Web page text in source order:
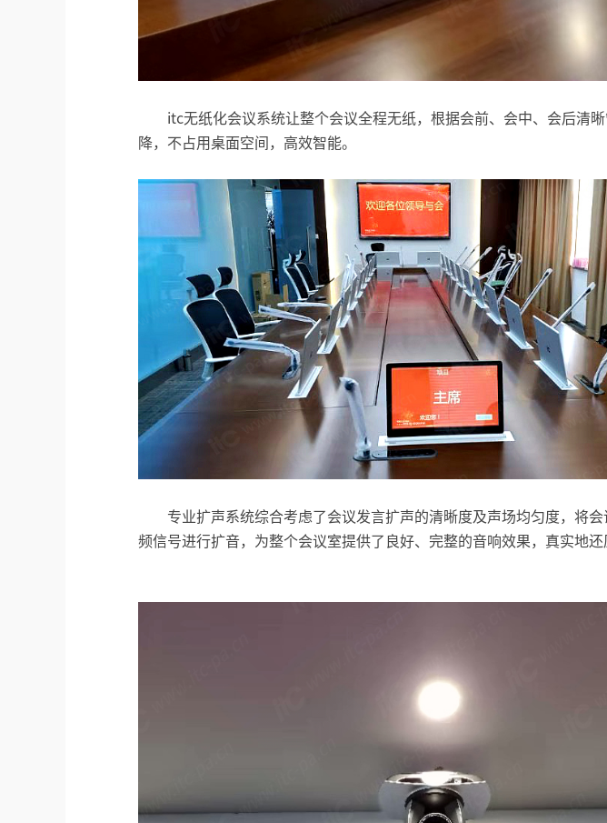
itc无纸化会议系统让整个会议全程无纸，根据会前、会中、会后清
降，不占用桌面空间，高效智能。
专业扩声系统综合考虑了会议发言扩声的清晰度及声场均匀度，将
频信号进行扩音，为整个会议室提供了良好、完整的音响效果，真实地还